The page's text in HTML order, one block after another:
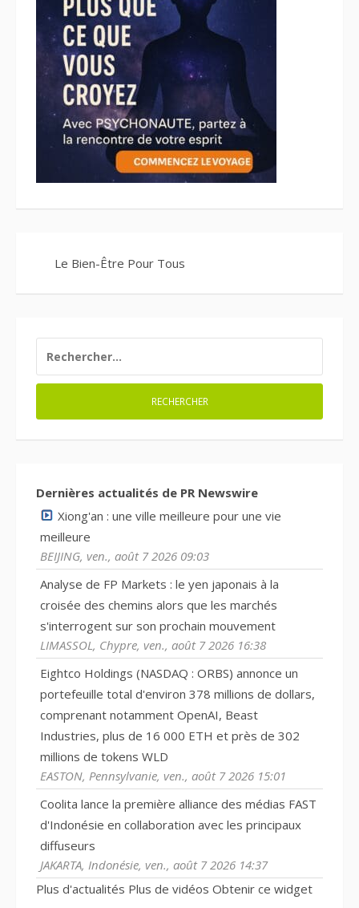
Le Bien-Être Pour Tous
Dernières actualités de PR Newswire
Xiong'an : une ville meilleure pour une vie
meilleure
BEIJING, ven., août 7 2026 09:03
Analyse de FP Markets : le yen japonais à la
croisée des chemins alors que les marchés
s'interrogent sur son prochain mouvement
LIMASSOL, Chypre, ven., août 7 2026 16:38
Eightco Holdings (NASDAQ : ORBS) annonce un
portefeuille total d'environ 378 millions de dollars,
comprenant notamment OpenAI, Beast
Industries, plus de 16 000 ETH et près de 302
millions de tokens WLD
EASTON, Pennsylvanie, ven., août 7 2026 15:01
Coolita lance la première alliance des médias FAST
d'Indonésie en collaboration avec les principaux
diffuseurs
JAKARTA, Indonésie, ven., août 7 2026 14:37
Plus d'actualités Plus de vidéos Obtenir ce widget